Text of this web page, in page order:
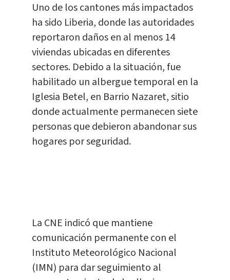
Uno de los cantones más impactados
ha sido Liberia, donde las autoridades
reportaron daños en al menos 14
viviendas ubicadas en diferentes
sectores. Debido a la situación, fue
habilitado un albergue temporal en la
Iglesia Betel, en Barrio Nazaret, sitio
donde actualmente permanecen siete
personas que debieron abandonar sus
hogares por seguridad.
La CNE indicó que mantiene
comunicación permanente con el
Instituto Meteorológico Nacional
(IMN) para dar seguimiento al